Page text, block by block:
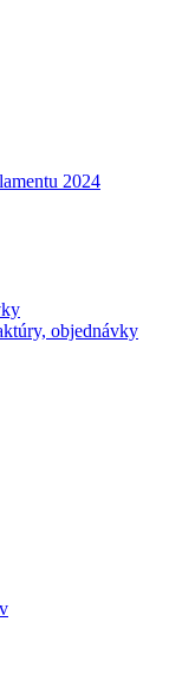
2024
objednávky